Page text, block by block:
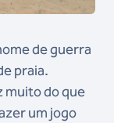
de guerra
praia.
muito do que
um jogo